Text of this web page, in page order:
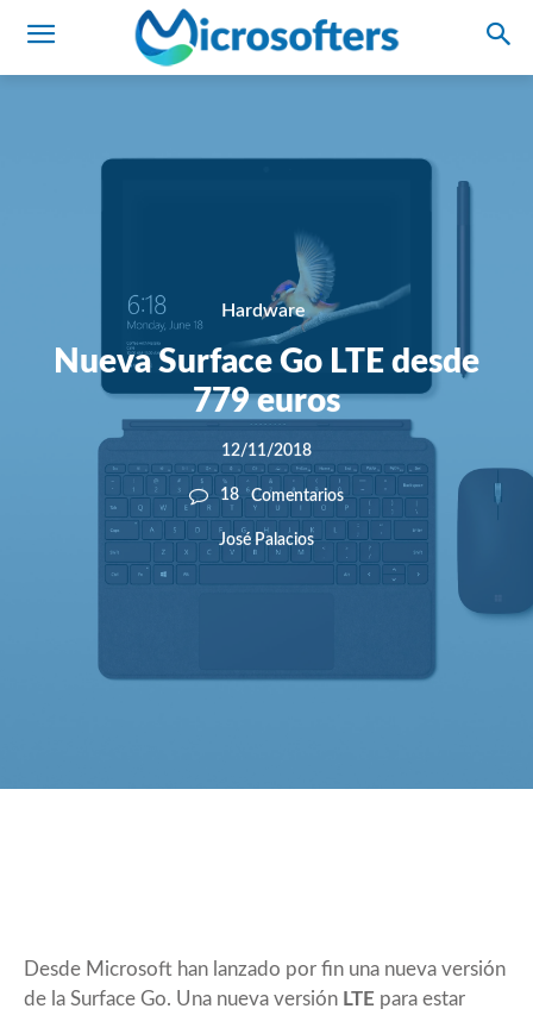
Hardware
Nueva Surface Go LTE desde
779 euros
12/11/2018
18 Comentarios
José Palacios
Desde Microsoft han lanzado por fin una nueva versión
de la Surface Go. Una nueva versión LTE para estar